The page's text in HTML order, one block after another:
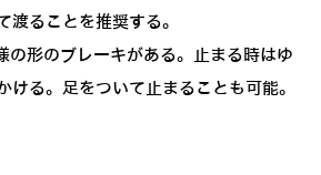
渡ることを推奨する。
の形のブレーキがある。止まる時はゆ
ける。足をついて止まることも可能。